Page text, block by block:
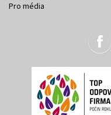
Pro média